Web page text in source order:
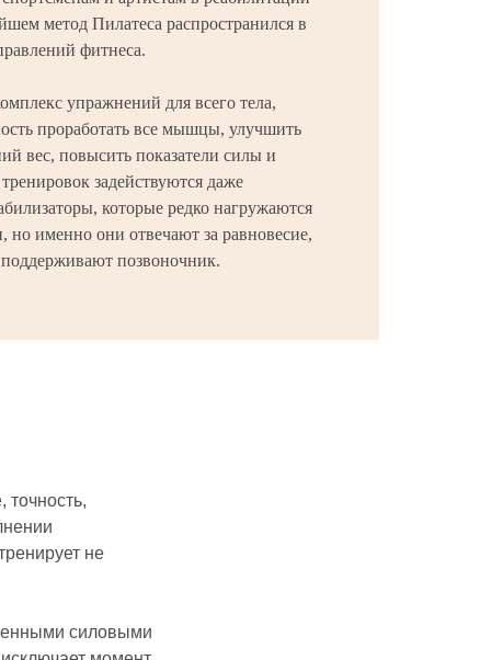
метод Пилатеса распространился в
фитнеса.
упражнений для всего тела,
проработать все мышцы, улучшить
вес, повысить показатели силы и
задействуются даже
которые редко нагружаются
но именно они отвечают за равновесие,
позвоночник.
не
силовыми